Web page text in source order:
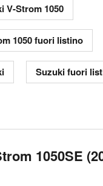
V-Strom 1050
1050 fuori listino
Suzuki fuori
1050SE